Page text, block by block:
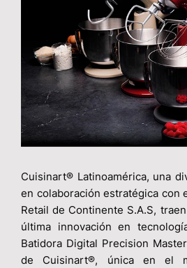
Cuisinart® Latinoamérica, una
en colaboración estratégica con
Retail de Continente S.A.S,
última innovación en
Batidora Digital Precision
de Cuisinart®, única en el